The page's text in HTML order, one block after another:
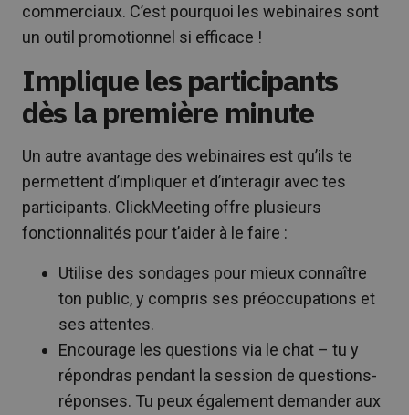
commerciaux. C’est pourquoi les webinaires sont
un outil promotionnel si efficace !
Implique les participants
dès la première minute
Un autre avantage des webinaires est qu’ils te
permettent d’impliquer et d’interagir avec tes
participants. ClickMeeting offre plusieurs
fonctionnalités pour t’aider à le faire :
Utilise des sondages pour mieux connaître
ton public, y compris ses préoccupations et
ses attentes.
Encourage les questions via le chat – tu y
répondras pendant la session de questions-
réponses. Tu peux également demander aux